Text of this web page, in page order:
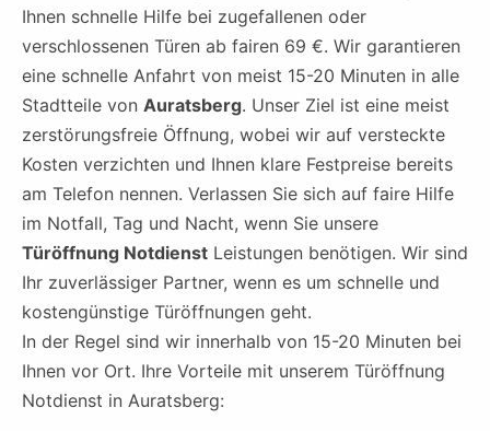
Ihnen schnelle Hilfe bei zugefallenen oder
verschlossenen Türen ab fairen 69 €. Wir garantieren
eine schnelle Anfahrt von meist 15-20 Minuten in alle
Stadtteile von Auratsberg. Unser Ziel ist eine meist
zerstörungsfreie Öffnung, wobei wir auf versteckte
Kosten verzichten und Ihnen klare Festpreise bereits
am Telefon nennen. Verlassen Sie sich auf faire Hilfe
im Notfall, Tag und Nacht, wenn Sie unsere
Türöffnung Notdienst Leistungen benötigen. Wir sind
Ihr zuverlässiger Partner, wenn es um schnelle und
kostengünstige Türöffnungen geht.
In der Regel sind wir innerhalb von 15-20 Minuten bei
Ihnen vor Ort. Ihre Vorteile mit unserem Türöffnung
Notdienst in Auratsberg: